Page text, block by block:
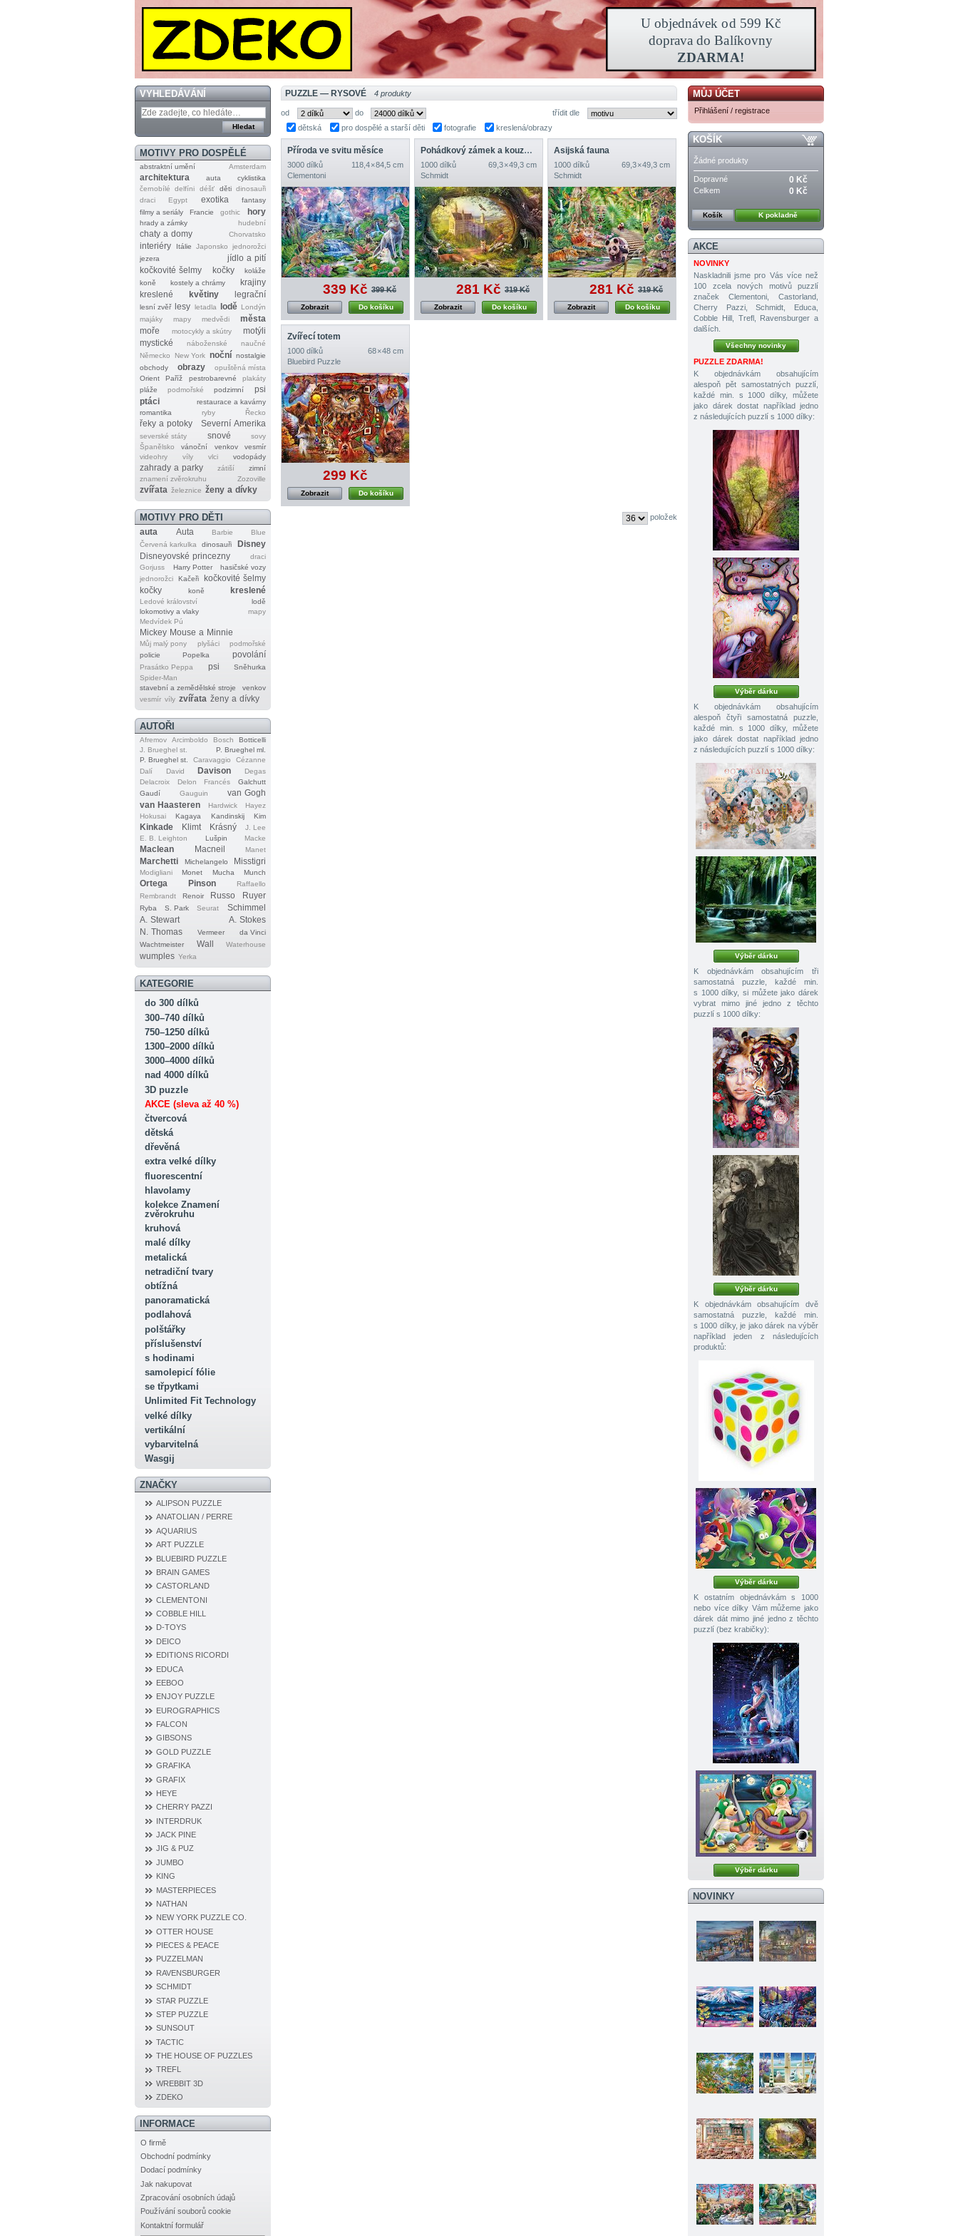
VYHLEDÁVÁNÍ
MOTIVY PRO DOSPĚLÉ
abstraktní umění Amsterdam
architektura auta
cyklistika
černobílé
delfíni déšť děti dinosauři
draci
Egypt exotika
fantasy
filmy a seriály
Francie gothic hory
hrady a zámky hudební
chaty a domy Chorvatsko
interiéry Itálie Japonsko
jednorožci
jezera
jídlo a pití
kočkovité šelmy
kočky
koláže
koně
kostely a chrámy
krajiny
kreslené
květiny legrační
lesní zvěř lesy letadla lodě Londýn
majáky
mapy medvědi
města
moře
motocykly a skútry
motýli
mystické
náboženské
naučné
Německo
New York noční nostalgie
obchody
obrazy
opuštěná místa
Orient
Paříž pestrobarevné
plakáty
pláže
podmořské podzimní
psi
ptáci
restaurace a kavárny
romantika
ryby Řecko
řeky a potoky Severní Amerika
severské státy snové
sovy
Španělsko
vánoční venkov
vesmír
videohry
víly vlci vodopády
zahrady a parky zátiší
zimní
znamení zvěrokruhu
Zozoville
zvířata železnice ženy a dívky
MOTIVY PRO DĚTI
auta Auta Barbie
Blue
Červená karkulka
dinosauři
Disney
Disneyovské princezny
draci
Gorjuss
Harry Potter
hasičské vozy
jednorožci
Kačeři
kočkovité šelmy
kočky
koně kreslené
Ledové království
lodě
lokomotivy a vlaky
mapy
Medvídek Pú
Mickey Mouse a Minnie
Můj malý pony plyšáci
podmořské
policie
Popelka povolání
Prasátko Peppa psi
Sněhurka
Spider‐Man
stavební a zemědělské stroje
venkov
vesmír víly zvířata ženy a dívky
AUTOŘI
Afremov Arcimboldo Bosch
Botticelli
J. Brueghel st.
P. Brueghel ml.
P. Brueghel st.
Caravaggio
Cézanne
Dalí
David Davison
Degas
Delacroix
Delon Francés
Galchutt
Gaudí
Gauguin
van Gogh
van Haasteren
Hardwick
Hayez
Hokusai
Kagaya Kandinskij Kim
Kinkade Klimt Krásný
J. Lee
E. B. Leighton
Lušpin Macke
Maclean Macneil Manet
Marchetti Michelangelo Misstigri
Modigliani Monet Mucha Munch
Ortega Pinson
Raffaello
Rembrandt
Renoir Russo Ruyer
Ryba S. Park Seurat
Schimmel
A. Stewart
A. Stokes
N. Thomas
Vermeer
da Vinci
Wachtmeister
Wall Waterhouse
wumples Yerka
KATEGORIE
do 300 dílků
300–740 dílků
750–1250 dílků
1300–2000 dílků
3000–4000 dílků
nad 4000 dílků
3D puzzle
AKCE (sleva až 40 %)
čtvercová
dětská
dřevěná
extra velké dílky
fluorescentní
hlavolamy
kolekce Znamení
zvěrokruhu
kruhová
malé dílky
metalická
netradiční tvary
obtížná
panoramatická
podlahová
polštářky
příslušenství
s hodinami
samolepicí fólie
se třpytkami
Unlimited Fit Technology
velké dílky
vertikální
vybarvitelná
Wasgij
ZNAČKY
ALIPSON PUZZLE
ANATOLIAN / PERRE
AQUARIUS
ART PUZZLE
BLUEBIRD PUZZLE
BRAIN GAMES
CASTORLAND
CLEMENTONI
COBBLE HILL
D‐TOYS
DEICO
EDITIONS RICORDI
EDUCA
EEBOO
ENJOY PUZZLE
EUROGRAPHICS
FALCON
GIBSONS
GOLD PUZZLE
GRAFIKA
GRAFIX
HEYE
CHERRY PAZZI
INTERDRUK
JACK PINE
JIG & PUZ
JUMBO
KING
MASTERPIECES
NATHAN
NEW YORK PUZZLE CO.
OTTER HOUSE
PIECES & PEACE
PUZZELMAN
RAVENSBURGER
SCHMIDT
STAR PUZZLE
STEP PUZZLE
SUNSOUT
TACTIC
THE HOUSE OF PUZZLES
TREFL
WREBBIT 3D
ZDEKO
INFORMACE
O firmě
Obchodní podmínky
Dodací podmínky
Jak nakupovat
Zpracování osobních údajů
Používání souborů cookie
Kontaktní formulář
PUZZLE — RYSOVÉ 4 produkty
od do
třídit dle
dětská
pro dospělé a starší děti fotografie kreslená/obrazy
Příroda ve svitu měsíce
3000 dílků
118,4 × 84,5 cm
Clementoni
339 Kč 399 Kč
Do košíku
Zobrazit
Pohádkový zámek a kouzelný les
1000 dílků
69,3 × 49,3 cm
Schmidt
281 Kč 319 Kč
Do košíku
Zobrazit
Asijská fauna
1000 dílků
69,3 × 49,3 cm
Schmidt
281 Kč 319 Kč
Do košíku
Zobrazit
Zvířecí totem
1000 dílků
68 × 48 cm
Bluebird Puzzle
299 Kč
Do košíku
Zobrazit
položek
MŮJ ÚČET
Přihlášení / registrace
KOŠÍK
Žádné produkty
Dopravné 0 Kč
Celkem 0 Kč
Košík K pokladně
AKCE
NOVINKY
Naskladnili jsme pro Vás více než
100 zcela nových motivů puzzlí
značek Clementoni, Castorland,
Cherry Pazzi, Schmidt, Educa,
Cobble Hill, Trefl, Ravensburger a
dalších.
Všechny novinky
PUZZLE ZDARMA!
K objednávkám obsahujícím
alespoň pět samostatných puzzlí,
každé min. s 1000 dílky, můžete
jako dárek dostat například jedno
z následujících puzzlí s 1000 dílky:
Výběr dárku
K objednávkám obsahujícím
alespoň čtyři samostatná puzzle,
každé min. s 1000 dílky, můžete
jako dárek dostat například jedno
z následujících puzzlí s 1000 dílky:
Výběr dárku
K objednávkám obsahujícím tři
samostatná puzzle, každé min.
s 1000 dílky, si můžete jako dárek
vybrat mimo jiné jedno z těchto
puzzlí s 1000 dílky:
Výběr dárku
K objednávkám obsahujícím dvě
samostatná puzzle, každé min.
s 1000 dílky, je jako dárek na výběr
například jeden z následujících
produktů:
Výběr dárku
K ostatním objednávkám s 1000
nebo více dílky Vám můžeme jako
dárek dát mimo jiné jedno z těchto
puzzlí (bez krabičky):
Výběr dárku
NOVINKY